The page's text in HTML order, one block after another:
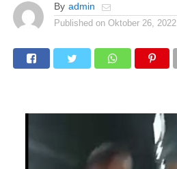
By admin
Published on Oktober 26, 2022